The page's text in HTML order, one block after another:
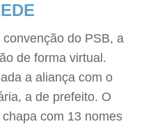
do PSB, a
de forma virtual.
a aliança com o
a de prefeito. O
com 13 nomes